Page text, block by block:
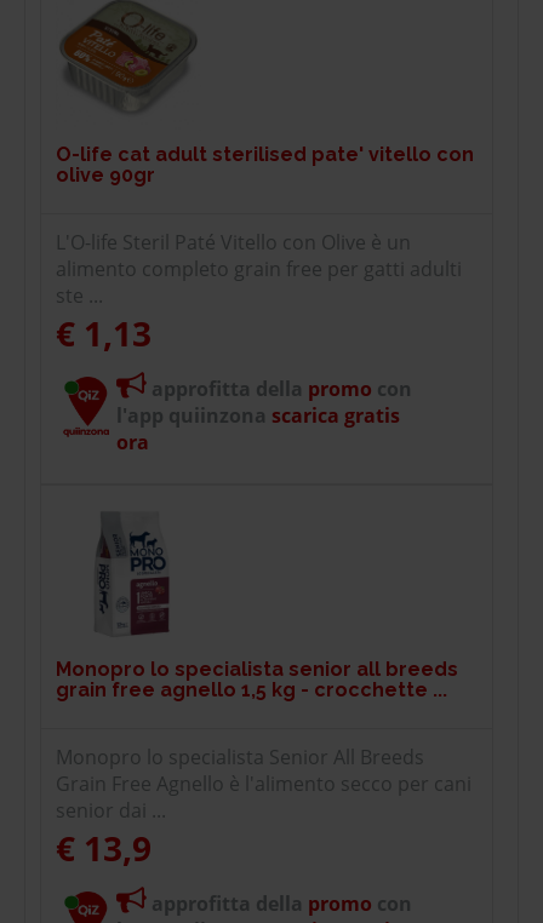
O-life cat adult sterilised pate' vitello con
olive 90gr
L'O-life Steril Paté Vitello con Olive è un
alimento completo grain free per gatti adulti
ste ...
€ 1,13
approfitta della promo con
l'app quiinzona scarica gratis
ora
Monopro lo specialista senior all breeds
grain free agnello 1,5 kg - crocchette ...
Monopro lo specialista Senior All Breeds
Grain Free Agnello è l'alimento secco per cani
senior dai ...
€ 13,9
approfitta della promo con